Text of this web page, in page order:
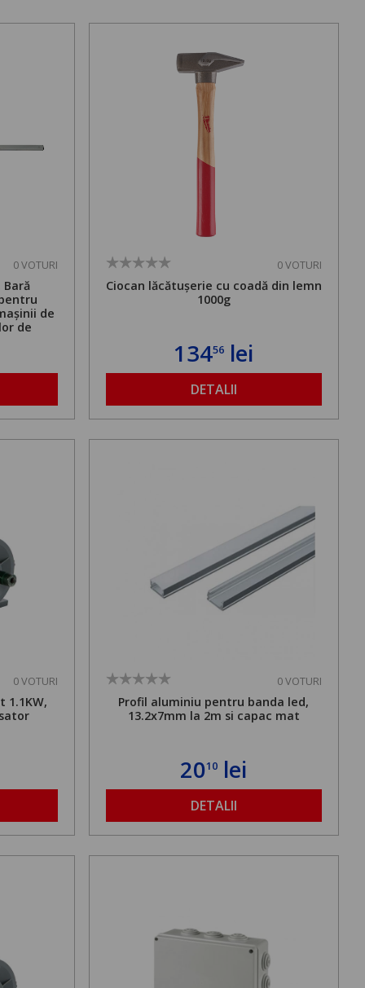
0 VOTURI
de
de
admisă
de la
0 VOTURI
Ciocan lăcătușerie cu coadă din lemn
1000g
13456 lei
DETALII
0 VOTURI 0 VOTURI
Profil aluminiu pentru banda led,
13.2x7mm la 2m si capac mat
2010 lei
DETALII